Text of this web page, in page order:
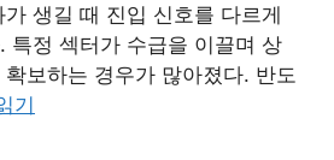
생길 때 진입 신호를 다르게
특정 섹터가 수급을 이끌며 상
보하는 경우가 많아졌다. 반도
기